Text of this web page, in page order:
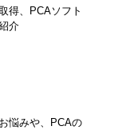
得、PCAソフト
介
悩みや、PCAの